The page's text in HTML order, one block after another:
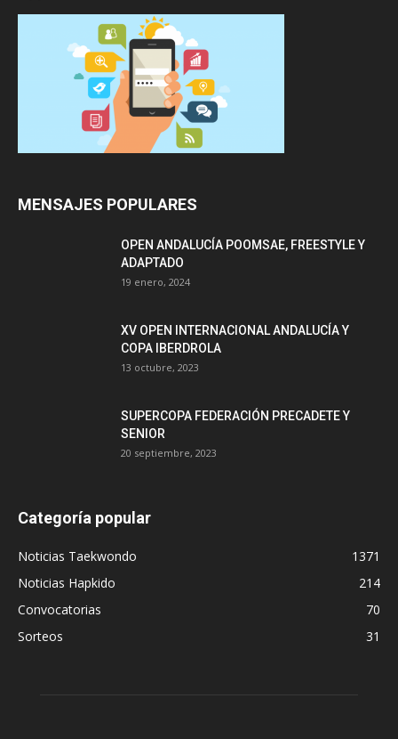
MENSAJES POPULARES
OPEN ANDALUCÍA POOMSAE, FREESTYLE Y
ADAPTADO
19 enero, 2024
XV OPEN INTERNACIONAL ANDALUCÍA Y
COPA IBERDROLA
13 octubre, 2023
SUPERCOPA FEDERACIÓN PRECADETE Y
SENIOR
20 septiembre, 2023
Categoría popular
Noticias Taekwondo
1371
Noticias Hapkido
214
Convocatorias
70
Sorteos
31